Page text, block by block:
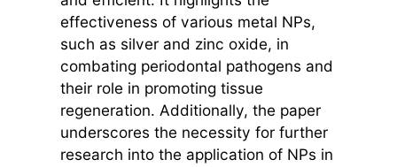
effectiveness of various metal NPs,
such as silver and zinc oxide, in
combating periodontal pathogens and
their role in promoting tissue
regeneration. Additionally, the paper
underscores the necessity for further
research into the application of NPs in